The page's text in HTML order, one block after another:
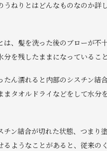
うねりとはどんなものなのか詳
は、髪を洗った後のブローが不
分を残したままになっているこ
たん濡れると内部のシスチン結
まタオルドライなどをして水分
チン結合が切れた状態、つまり
るようなことがあると、従来の